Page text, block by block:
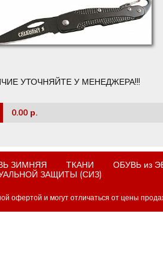
УТОЧНЯЙТЕ У МЕНЕДЖЕРА!!!
0.00 р.
ЗИМНЯЯ ТКАНИ ОБУВЬ из
ЗАЩИТЫ (СИЗ)
офертой и могут отличаться от цены